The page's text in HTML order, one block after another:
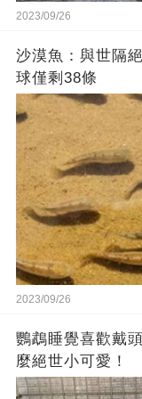
2023/09/26
沙漠魚：與世隔
球僅剩38條
2023/09/26
鸚鵡睡覺喜歡戴
麼絕世小可愛！